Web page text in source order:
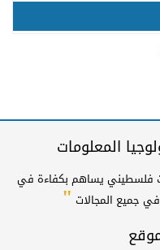
المعلومات
فلسطيني يساهم بكفاءة في
جميع المجالات"